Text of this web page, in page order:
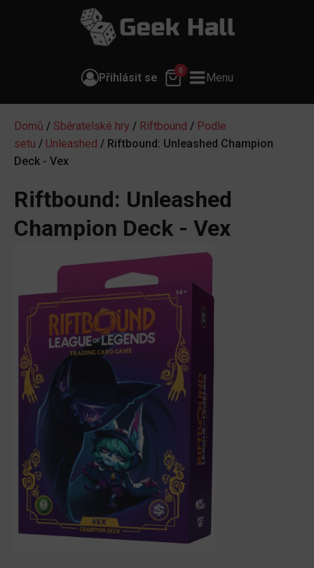
Přihlásit se
0
Menu
Domů / Sběratelské hry / Riftbound / Podle
setu / Unleashed / Riftbound: Unleashed Champion
Deck - Vex
Riftbound: Unleashed
Champion Deck - Vex